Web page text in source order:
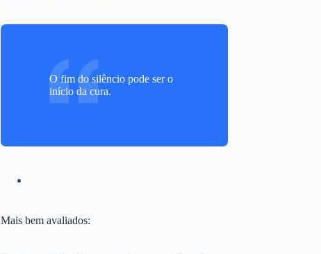
O fim do silêncio pode ser o
início da cura.
Mais bem avaliados: